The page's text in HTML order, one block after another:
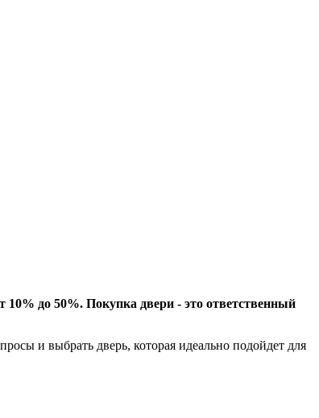
до 50%. Покупка двери - это ответственный
и выбрать дверь, которая идеально подойдет для